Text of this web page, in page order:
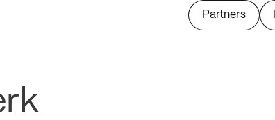
Partners